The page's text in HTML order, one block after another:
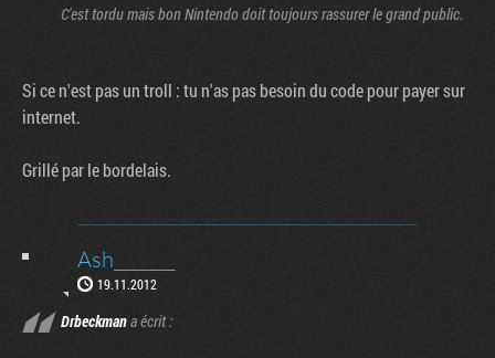
C'est tordu mais bon Nintendo doit toujours rassurer le grand public.
Si ce n'est pas un troll : tu n'as pas besoin du code pour payer sur
internet.
Grillé par le bordelais.
Ash_______
19.11.2012
Drbeckmana écrit :